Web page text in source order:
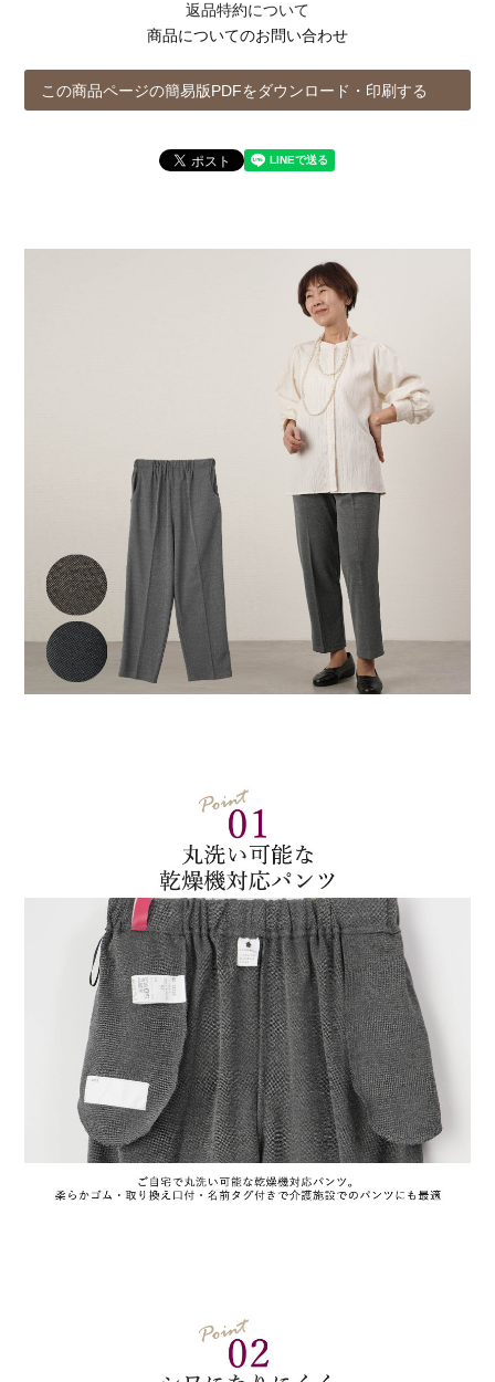
返品特約について
商品についてのお問い合わせ
この商品ページの簡易版PDFをダウンロード・印刷する